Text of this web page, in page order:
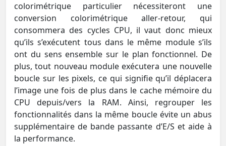
colorimétrique particulier nécessiteront une
conversion colorimétrique aller-retour, qui
consommera des cycles CPU, il vaut donc mieux
qu’ils s’exécutent tous dans le même module s’ils
ont du sens ensemble sur le plan fonctionnel. De
plus, tout nouveau module exécutera une nouvelle
boucle sur les pixels, ce qui signifie qu’il déplacera
l’image une fois de plus dans le cache mémoire du
CPU depuis/vers la RAM. Ainsi, regrouper les
fonctionnalités dans la même boucle évite un abus
supplémentaire de bande passante d’E/S et aide à
la performance.